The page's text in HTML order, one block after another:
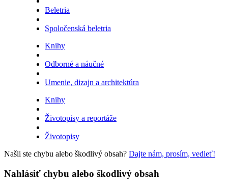
Beletria
Spoločenská beletria
Knihy
Odborné a náučné
Umenie, dizajn a architektúra
Knihy
Životopisy a reportáže
Životopisy
Našli ste chybu alebo škodlivý obsah? Dajte nám, prosím, vedieť!
Nahlásiť chybu alebo škodlivý obsah